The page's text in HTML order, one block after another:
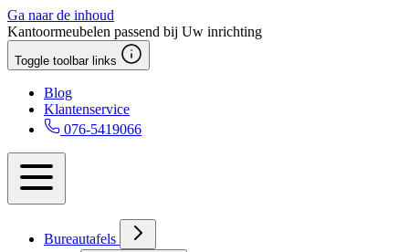
Ga naar de inhoud
Kantoormeubelen passend bij Uw inrichting
Toggle toolbar links
Blog
Klantenservice
076-5419066
Bureautafels